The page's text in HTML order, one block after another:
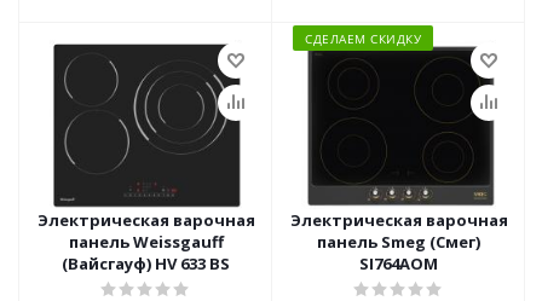
Электрическая варочная
панель Weissgauff
(Вайсгауф) HV 633 BS
СДЕЛАЕМ СКИДКУ
Электрическая варочная
панель Smeg (Смег)
SI764AOM